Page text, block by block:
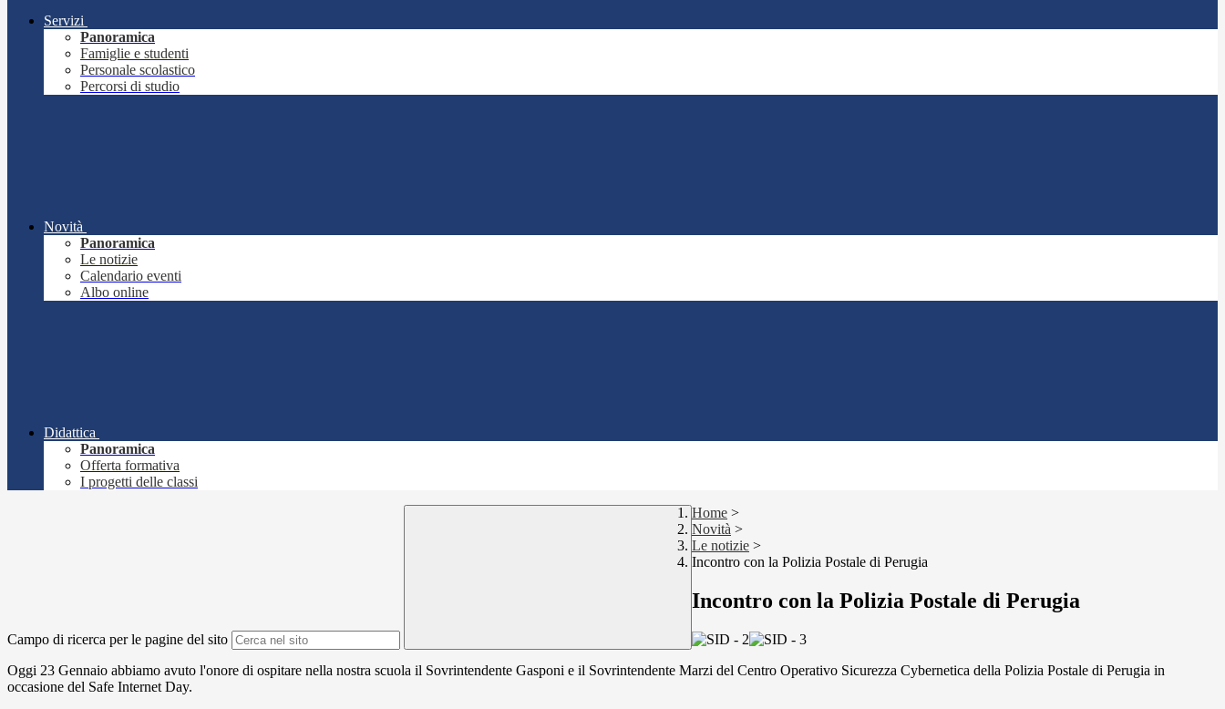
Servizi
Panoramica
Famiglie e studenti
Personale scolastico
Percorsi di studio
Novità
Panoramica
Le notizie
Calendario eventi
Albo online
Didattica
Panoramica
Offerta formativa
I progetti delle classi
Campo di ricerca per le pagine del sito
Home >
Novità >
Le notizie >
Incontro con la Polizia Postale di Perugia
Incontro con la Polizia Postale di Perugia
Oggi 23 Gennaio abbiamo avuto l'onore di ospitare nella nostra scuola il Sovrintendente Gasponi e il Sovrintendente Marzi del Centro Operativo Sicurezza Cybernetica della Polizia Postale di Perugia in
occasione del Safe Internet Day.